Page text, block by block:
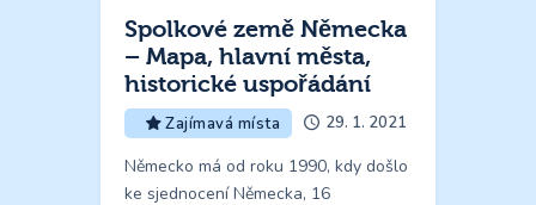
Spolkové země Německa
– Mapa, hlavní města,
historické uspořádání
Zajímavá místa 29. 1. 2021
Německo má od roku 1990, kdy došlo
ke sjednocení Německa, 16